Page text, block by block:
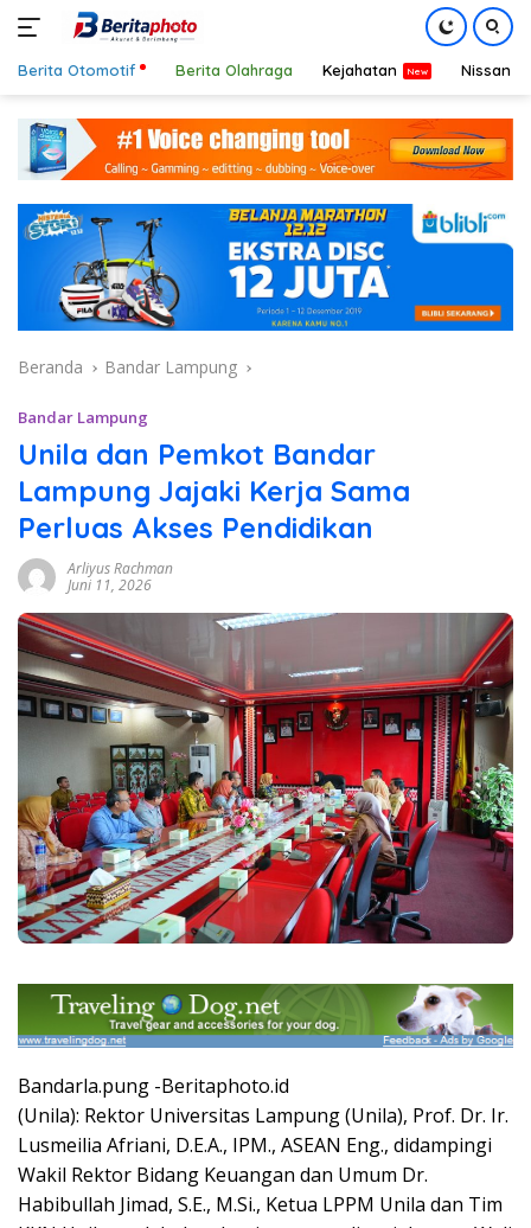
konten
Berita Otomotif Berita Olahraga Kejahatan Nissan
Beranda Bandar Lampung
Bandar Lampung
Unila dan Pemkot Bandar
Lampung Jajaki Kerja Sama
Perluas Akses Pendidikan
Arliyus Rachman
Juni 11, 2026
Bandarla.pung -Beritaphoto.id
(Unila): Rektor Universitas Lampung (Unila), Prof. Dr. Ir.
Lusmeilia Afriani, D.E.A., IPM., ASEAN Eng., didampingi
Wakil Rektor Bidang Keuangan dan Umum Dr.
Habibullah Jimad, S.E., M.Si., Ketua LPPM Unila dan Tim